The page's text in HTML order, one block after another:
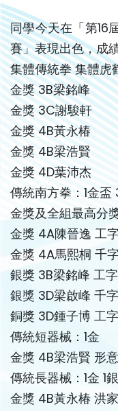
同學今天在「第16
賽」表現出色，成
集體傳統拳 集體虎
金獎 3B梁銘峰
金獎 3C謝駿軒
金獎 4B黃永椿
金獎 4B梁浩賢
金獎 4D葉沛杰
傳統南方拳：1金盃
金獎及全組最高分
金獎 4A陳晉逸 工
金獎 4A馬熙桐 千
銀獎 3B梁銘峰 工
銀獎 3D梁啟峰 千
銅獎 3D鍾子博 工
傳統短器械：1金
金獎 4B梁浩賢 形
傳統長器械：1金 1
金獎 4B黃永椿 洪